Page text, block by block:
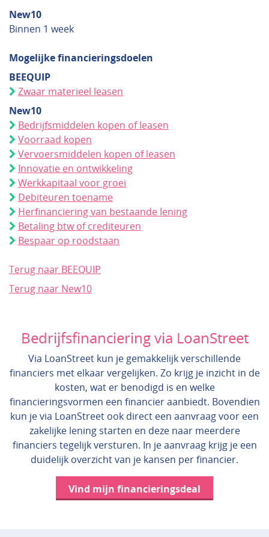
New10
Binnen 1 week
Mogelijke financieringsdoelen
BEEQUIP
Zwaar materieel leasen
New10
Bedrijfsmiddelen kopen of leasen
Voorraad kopen
Vervoersmiddelen kopen of leasen
Innovatie en ontwikkeling
Werkkapitaal voor groei
Debiteuren toename
Herfinanciering van bestaande lening
Betaling btw of crediteuren
Bespaar op roodstaan
Terug naar BEEQUIP
Terug naar New10
Bedrijfsfinanciering via LoanStreet
Via LoanStreet kun je gemakkelijk verschillende
financiers met elkaar vergelijken. Zo krijg je inzicht in de
kosten, wat er benodigd is en welke
financieringsvormen een financier aanbiedt. Bovendien
kun je via LoanStreet ook direct een aanvraag voor een
zakelijke lening starten en deze naar meerdere
financiers tegelijk versturen. In je aanvraag krijg je een
duidelijk overzicht van je kansen per financier.
Vind mijn financieringsdeal